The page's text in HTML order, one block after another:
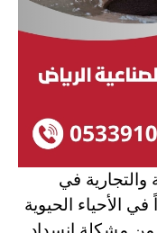
والتجارية في
في الأحياء الحيوية